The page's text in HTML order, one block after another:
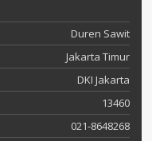
Duren Sawit
Jakarta Timur
DKI Jakarta
13460
021-8648268